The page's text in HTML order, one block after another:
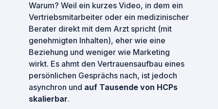
Warum? Weil ein kurzes Video, in dem ein
Vertriebsmitarbeiter oder ein medizinischer
Berater direkt mit dem Arzt spricht (mit
genehmigten Inhalten), eher wie eine
Beziehung und weniger wie Marketing
wirkt. Es ahmt den Vertrauensaufbau eines
persönlichen Gesprächs nach, ist jedoch
asynchron und auf Tausende von HCPs
skalierbar.